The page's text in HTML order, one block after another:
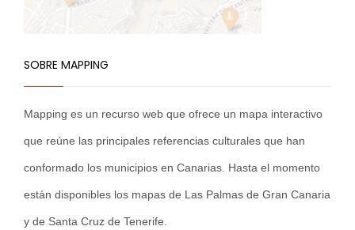
SOBRE MAPPING
Mapping es un recurso web que ofrece un mapa interactivo
que reúne las principales referencias culturales que han
conformado los municipios en Canarias. Hasta el momento
están disponibles los mapas de Las Palmas de Gran Canaria
y de Santa Cruz de Tenerife.